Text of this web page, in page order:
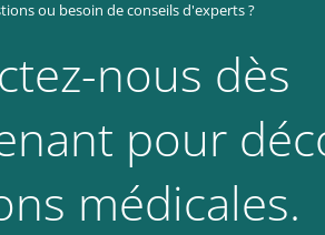
ou besoin de conseils d'experts ?
nous dès
pour
médicales.